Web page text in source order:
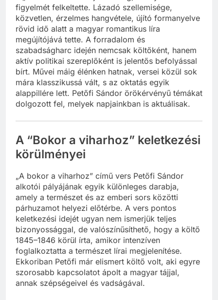
figyelmét felkeltette. Lázadó szellemisége,
közvetlen, érzelmes hangvétele, újító formanyelve
rövid idő alatt a magyar romantikus líra
megújítójává tette. A forradalom és
szabadságharc idején nemcsak költőként, hanem
aktív politikai szereplőként is jelentős befolyással
bírt. Művei máig élénken hatnak, versei közül sok
mára klasszikussá vált, s az oktatás egyik
alappillére lett. Petőfi Sándor örökérvényű témákat
dolgozott fel, melyek napjainkban is aktuálisak.
A “Bokor a viharhoz” keletkezési
körülményei
„A bokor a viharhoz” című vers Petőfi Sándor
alkotói pályájának egyik különleges darabja,
amely a természet és az emberi sors közötti
párhuzamot helyezi előtérbe. A vers pontos
keletkezési idejét ugyan nem ismerjük teljes
bizonyossággal, de valószínűsíthető, hogy a költő
1845–1846 körül írta, amikor intenzíven
foglalkoztatta a természet lírai megjelenítése.
Ekkoriban Petőfi már elismert költő volt, aki egyre
szorosabb kapcsolatot ápolt a magyar tájjal,
annak szépségeivel és vadságával.